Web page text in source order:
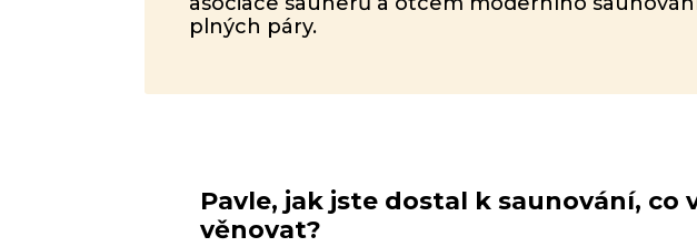
plných páry.
Pavle, jak jste dostal k saunování, co
věnovat?